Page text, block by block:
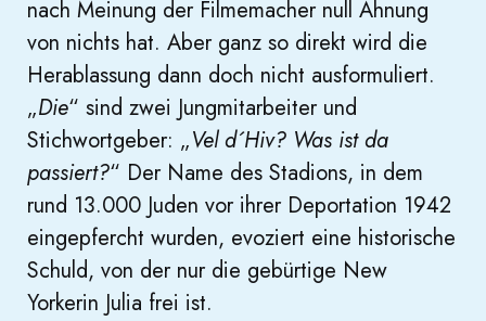
nach Meinung der Filmemacher null Ahnung
von nichts hat. Aber ganz so direkt wird die
Herablassung dann doch nicht ausformuliert.
„Die“ sind zwei Jungmitarbeiter und
Stichwortgeber: „Vel d´Hiv? Was ist da
passiert?“ Der Name des Stadions, in dem
rund 13.000 Juden vor ihrer Deportation 1942
eingepfercht wurden, evoziert eine historische
Schuld, von der nur die gebürtige New
Yorkerin Julia frei ist.